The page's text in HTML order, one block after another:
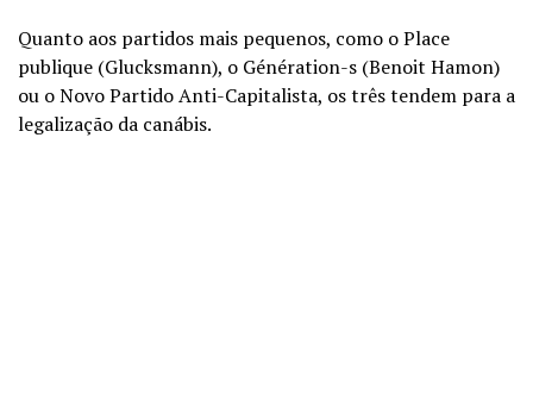
Quanto aos partidos mais pequenos, como o Place
publique (Glucksmann), o Génération-s (Benoit Hamon)
ou o Novo Partido Anti-Capitalista, os três tendem para a
legalização da canábis.